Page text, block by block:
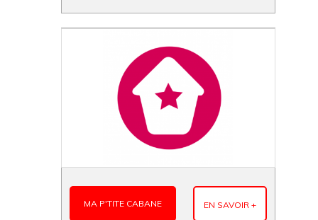
MA P'TITE CABANE EN SAVOIR +